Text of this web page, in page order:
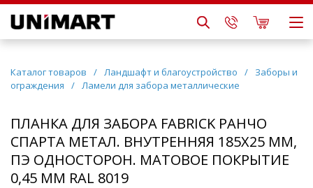
Каталог товаров / Ландшафт и благоустройство /
Заборы и
ограждения
/ Ламели для забора металлические
ПЛАНКА ДЛЯ ЗАБОРА FABRICK РАНЧО
СПАРТА МЕТАЛ. ВНУТРЕННЯЯ 185Х25 ММ,
ПЭ ОДНОСТОРОН. МАТОВОЕ ПОКРЫТИЕ
0,45 ММ RAL 8019